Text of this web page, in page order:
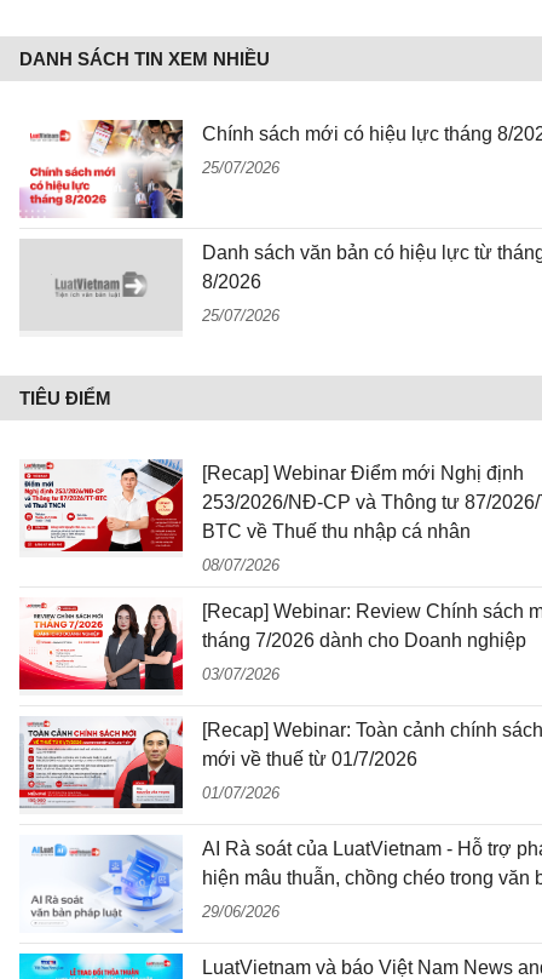
DANH SÁCH TIN XEM NHIỀU
Chính sách mới có hiệu lực tháng 8/
25/07/2026
Danh sách văn bản có hiệu lực từ
8/2026
25/07/2026
TIÊU ĐIỂM
[Recap] Webinar Điểm mới Nghị định
253/2026/NĐ-CP và Thông tư 87/2026/
BTC về Thuế thu nhập cá nhân
08/07/2026
[Recap] Webinar: Review Chính sách
tháng 7/2026 dành cho Doanh nghiệp
03/07/2026
[Recap] Webinar: Toàn cảnh chính sách
mới về thuế từ 01/7/2026
01/07/2026
AI Rà soát của LuatVietnam - Hỗ trợ
hiện mâu thuẫn, chồng chéo trong văn
29/06/2026
LuatVietnam và báo Việt Nam News